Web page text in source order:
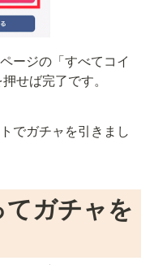
ージの「すべてコイ
せば完了です。
でガチャを引きまし
ガチャを